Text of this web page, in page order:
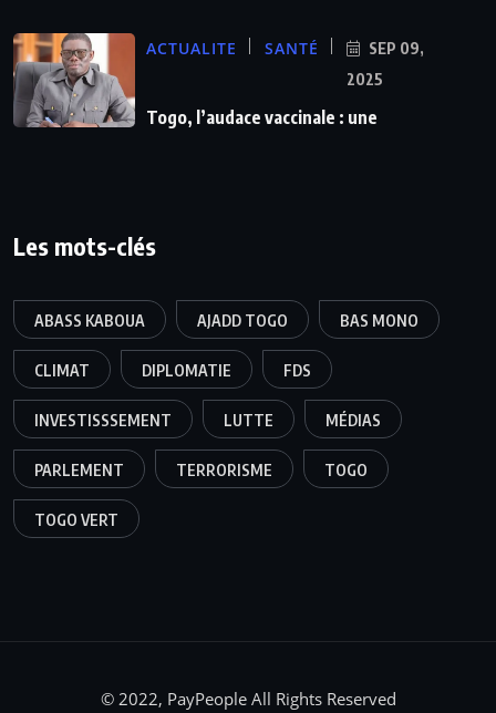
ACTUALITE SANTÉ
SEP 09,
2025
Togo, l’audace vaccinale : une
Les mots-clés
ABASS KABOUA AJADD TOGO BAS MONO
CLIMAT DIPLOMATIE FDS
INVESTISSSEMENT LUTTE MÉDIAS
PARLEMENT TERRORISME TOGO
TOGO VERT
© 2022, PayPeople All Rights Reserved